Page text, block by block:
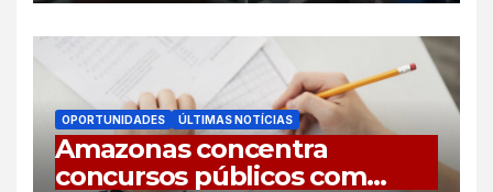
OPORTUNIDADES ÚLTIMAS NOTÍCIAS
Amazonas concentra
concursos públicos com